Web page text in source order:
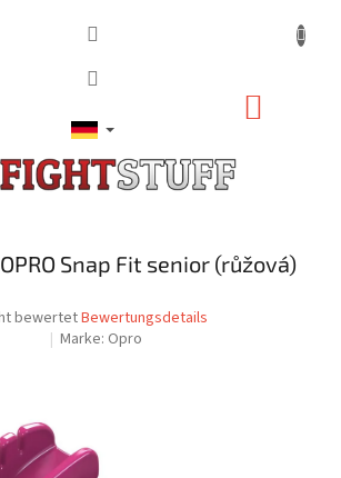
Snap Fit senior (růžová)
bewertetBewertungsdetails
Marke: Opro